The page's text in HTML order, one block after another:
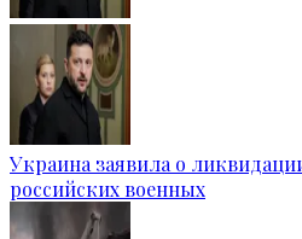
Украина заявила о
российских военных